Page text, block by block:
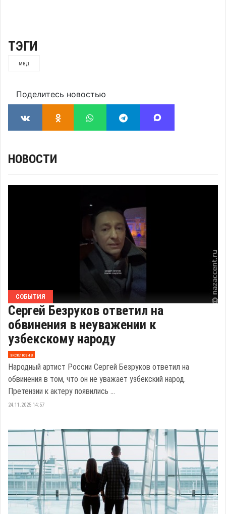
ТЭГИ
мвд
Поделитесь новостью
НОВОСТИ
СОБЫТИЯ
Сергей Безруков ответил на
обвинения в неуважении к
узбекскому народу
эксклюзив
Народный артист России Сергей Безруков ответил на
обвинения в том, что он не уважает узбекский народ.
Претензии к актеру появились ...
24.11.2025 14:57